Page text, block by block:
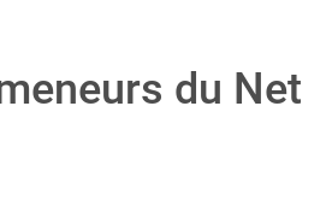
du Net